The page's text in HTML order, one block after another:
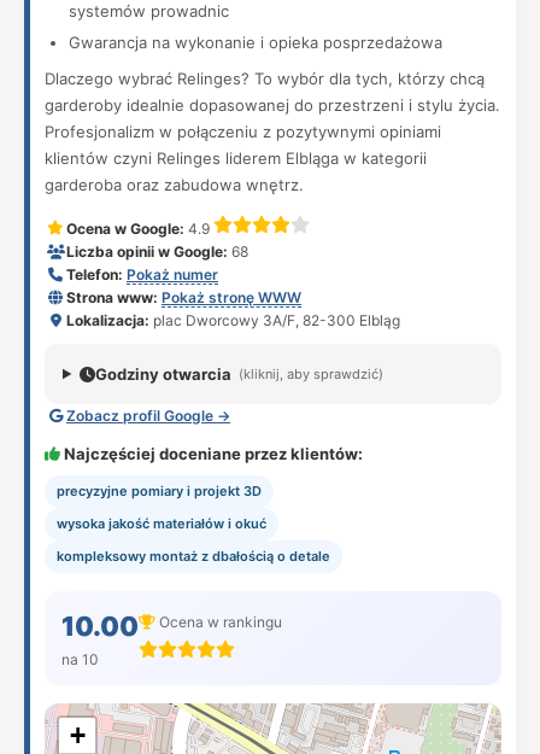
systemów prowadnic
Gwarancja na wykonanie i opieka posprzedażowa
Dlaczego wybrać Relinges? To wybór dla tych, którzy chcą
garderoby idealnie dopasowanej do przestrzeni i stylu życia.
Profesjonalizm w połączeniu z pozytywnymi opiniami
klientów czyni Relinges liderem Elbląga w kategorii
garderoba oraz zabudowa wnętrz.
Ocena w Google: 4.9
Liczba opinii w Google: 68
Telefon: Pokaż numer
Strona www: Pokaż stronę WWW
Lokalizacja: plac Dworcowy 3A/F, 82-300 Elbląg
Godziny otwarcia (kliknij, aby sprawdzić)
Zobacz profil Google →
Najczęściej doceniane przez klientów:
precyzyjne pomiary i projekt 3D
wysoka jakość materiałów i okuć
kompleksowy montaż z dbałością o detale
10.00
na 10
Ocena w rankingu
+